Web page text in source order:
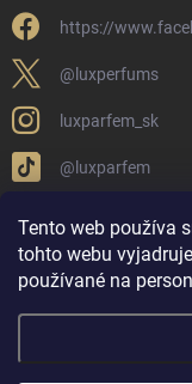
Tento web používa
tohto webu
používané na
https://
@luxperfums
luxparfem_sk
@luxparfem
LUX PARFÉM
Lux Parfum -